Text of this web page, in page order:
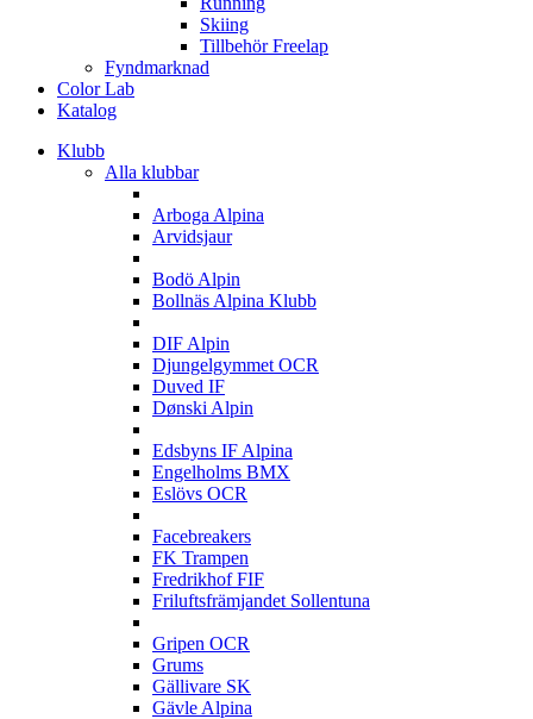
Skiing
Tillbehör Freelap
Fyndmarknad
Color Lab
Katalog
Klubb
Alla klubbar
Arboga Alpina
Arvidsjaur
Bodö Alpin
Bollnäs Alpina Klubb
DIF Alpin
Djungelgymmet OCR
Duved IF
Dønski Alpin
Edsbyns IF Alpina
Engelholms BMX
Eslövs OCR
Facebreakers
FK Trampen
Fredrikhof FIF
Friluftsfrämjandet Sollentuna
Gripen OCR
Grums
Gällivare SK
Gävle Alpina